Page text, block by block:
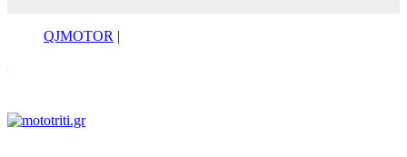
QJMOTOR |